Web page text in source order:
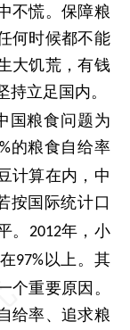
不慌。保障粮
何时候都不能
大饥荒，有钱
持立足国内。
国粮食问题为
的粮食自给率
计算在内，中
按国际统计口
。 2012年，小
97% 以上。其
个重要原因。
给率、追求粮